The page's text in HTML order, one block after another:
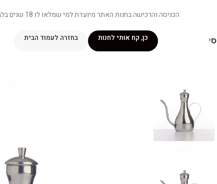
הכניסה והרכישה בחנות האתר מיועדת למי שמלאו לו 18 שנים בלבד.
כן, קח אותי לחנות בחזרה לעמוד הבית שלי מתכוניםמנוי ״אליטה פלוס״חנותפרסומים במדיה